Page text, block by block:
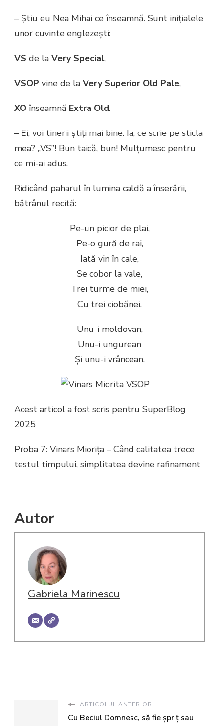
– Știu eu Nea Mihai ce înseamnă. Sunt inițialele
unor cuvinte englezești:
VS de la Very Special,
VSOP vine de la Very Superior Old Pale,
XO înseamnă Extra Old.
– Ei, voi tinerii știți mai bine. Ia, ce scrie pe sticla
mea? „VS”! Bun taică, bun! Mulțumesc pentru
ce mi-ai adus.
Ridicând paharul în lumina caldă a înserării,
bătrânul recită:
Pe-un picior de plai,
Pe-o gură de rai,
Iată vin în cale,
Se cobor la vale,
Trei turme de miei,
Cu trei ciobănei.
Unu-i moldovan,
Unu-i ungurean
Şi unu-i vrâncean.
Acest articol a fost scris pentru SuperBlog
2025
Proba 7: Vinars Miorița – Când calitatea trece
testul timpului, simplitatea devine rafinament
Autor
Gabriela Marinescu
ARTICOLUL ANTERIOR
Cu Beciul Domnesc, să fie șpriț sau